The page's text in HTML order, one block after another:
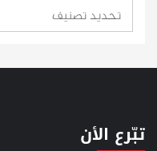
تبّرع الأن